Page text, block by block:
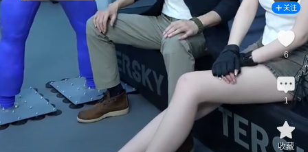
关注
6
1
收藏